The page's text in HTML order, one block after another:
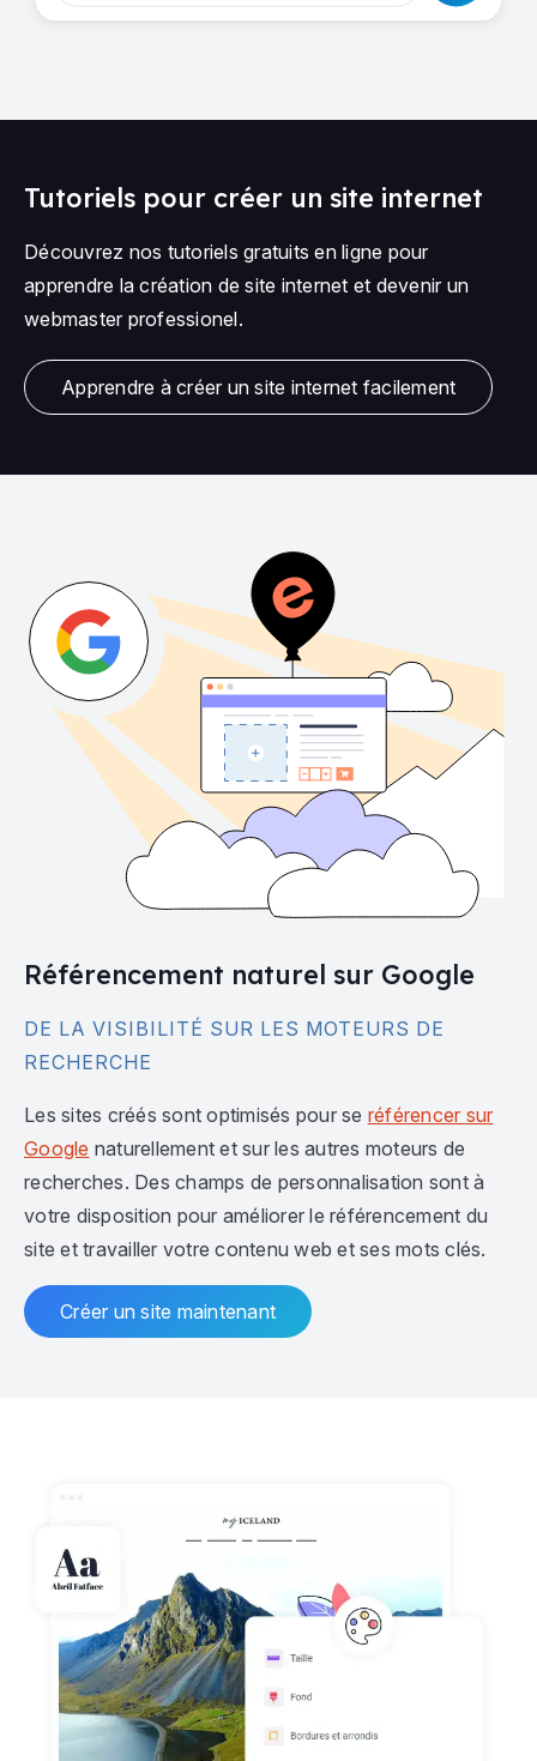
Tutoriels pour créer un site internet
Découvrez nos tutoriels gratuits en ligne pour
apprendre la création de site internet et devenir un
webmaster professionel.
Apprendre à créer un site internet facilement
Référencement naturel sur Google
DE LA VISIBILITÉ SUR LES MOTEURS DE
RECHERCHE
Les sites créés sont optimisés pour se référencer sur
Google naturellement et sur les autres moteurs de
recherches. Des champs de personnalisation sont à
votre disposition pour améliorer le référencement du
site et travailler votre contenu web et ses mots clés.
Créer un site maintenant